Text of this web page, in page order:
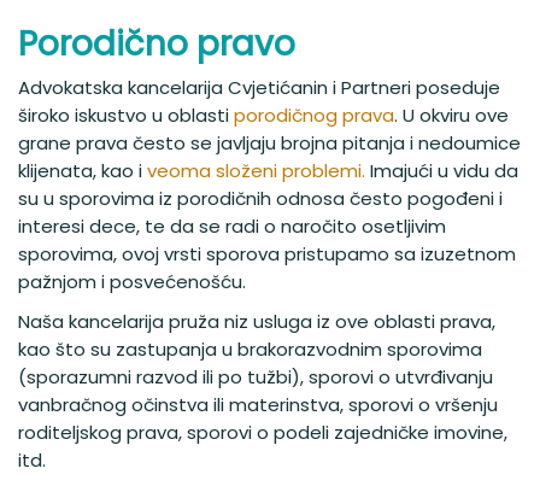
Porodično pravo
Advokatska kancelarija Cvjetićanin i Partneri poseduje
široko iskustvo u oblastiporodičnog prava. U okviru ove
grane prava često se javljaju brojna pitanja i nedoumice
klijenata, kao iveoma složeni problemi. Imajući u vidu da
su u sporovima iz porodičnih odnosa često pogođeni i
interesi dece, te da se radi o naročito osetljivim
sporovima, ovoj vrsti sporova pristupamo sa izuzetnom
pažnjom i posvećenošću.
Naša kancelarija pruža niz usluga iz ove oblasti prava,
kao što su zastupanja u brakorazvodnim sporovima
(sporazumni razvod ili po tužbi), sporovi o utvrđivanju
vanbračnog očinstva ili materinstva, sporovi o vršenju
roditeljskog prava, sporovi o podeli zajedničke imovine,
itd.